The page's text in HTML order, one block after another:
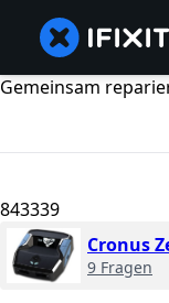
Gemeinsam
843339
Cronus
9 Fragen